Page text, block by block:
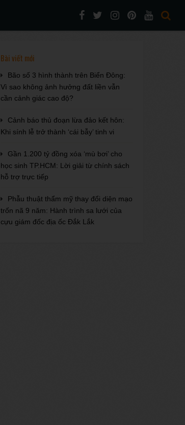
Bài viết mới
Bão số 3 hình thành trên Biển Đông:
Vì sao không ảnh hưởng đất liền vẫn
cần cảnh giác cao độ?
Cảnh báo thủ đoạn lừa đảo kết hôn:
Khi sính lễ trở thành ‘cái bẫy’ tinh vi
Gần 1.200 tỷ đồng xóa ‘mù bơi’ cho
học sinh TP.HCM: Lời giải từ chính sách
hỗ trợ trực tiếp
Phẫu thuật thẩm mỹ thay đổi diện mạo
trốn nã 9 năm: Hành trình sa lưới của
cựu giám đốc địa ốc Đắk Lắk